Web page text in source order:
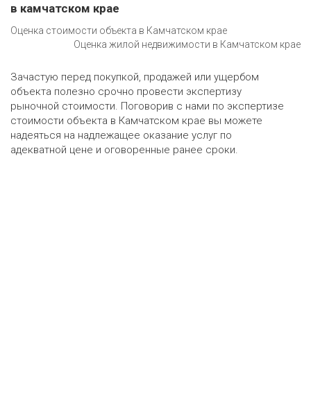
в камчатском крае
Оценка стоимости объекта в Камчатском крае
Оценка жилой недвижимости в Камчатском крае
Зачастую перед покупкой, продажей или ущербом
объекта полезно срочно провести экспертизу
рыночной стоимости. Поговорив с нами по экспертизе
стоимости объекта в Камчатском крае вы можете
надеяться на надлежащее оказание услуг по
адекватной цене и оговоренные ранее сроки.